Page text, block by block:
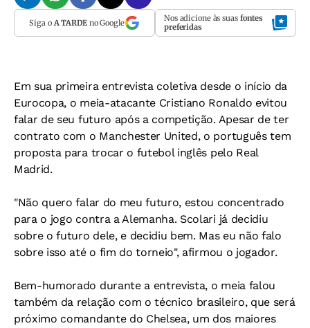
Siga o A TARDEno Google Nos adicione às suas fontes
preferidas
Em sua primeira entrevista coletiva desde o início da
Eurocopa, o meia-atacante Cristiano Ronaldo evitou
falar de seu futuro após a competição. Apesar de ter
contrato com o Manchester United, o português tem
proposta para trocar o futebol inglês pelo Real
Madrid.
"Não quero falar do meu futuro, estou concentrado
para o jogo contra a Alemanha. Scolari já decidiu
sobre o futuro dele, e decidiu bem. Mas eu não falo
sobre isso até o fim do torneio", afirmou o jogador.
Bem-humorado durante a entrevista, o meia falou
também da relação com o técnico brasileiro, que será
próximo comandante do Chelsea, um dos maiores